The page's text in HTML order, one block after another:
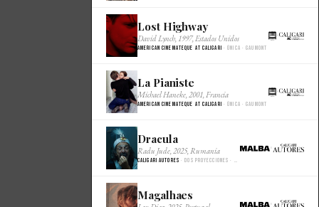
Lost Highway
David Lynch, 1997, Estados Unidos
American Cinemateque at Caligari · Única · Gaumont
×
La Pianiste
Michael Haneke, 2001, Francia
American Cinemateque at Caligari · Única · Gaumont
×
Dracula
Radu Jude, 2025, Rumania
Caligari Autores · Dos proyecciones · Malba Cine
×
Magalhaes
×